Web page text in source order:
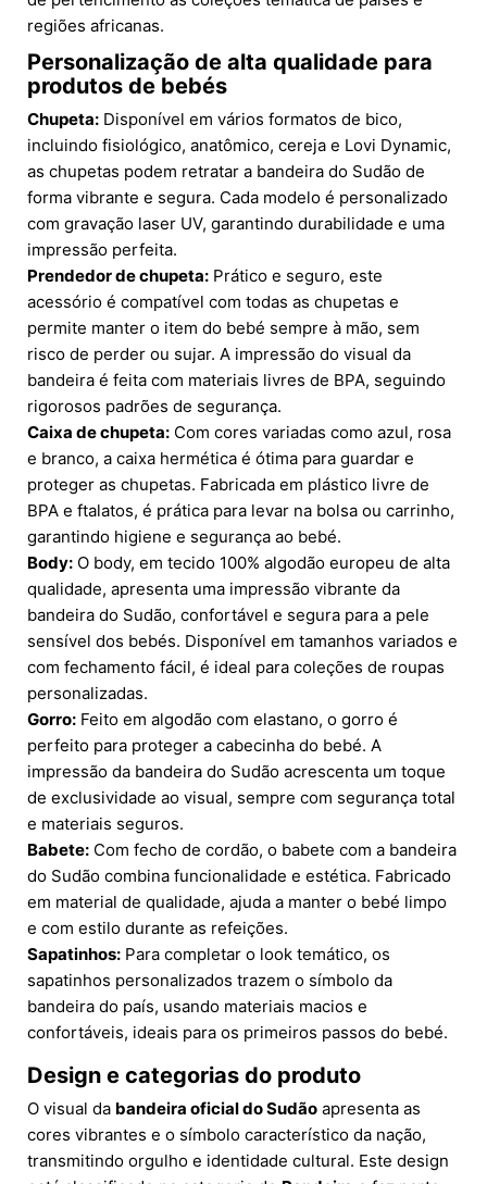
regiões africanas.
Personalização de alta qualidade para
produtos de bebés
Chupeta: Disponível em vários formatos de bico,
incluindo fisiológico, anatômico, cereja e Lovi Dynamic,
as chupetas podem retratar a bandeira do Sudão de
forma vibrante e segura. Cada modelo é personalizado
com gravação laser UV, garantindo durabilidade e uma
impressão perfeita.
Prendedor de chupeta: Prático e seguro, este
acessório é compatível com todas as chupetas e
permite manter o item do bebé sempre à mão, sem
risco de perder ou sujar. A impressão do visual da
bandeira é feita com materiais livres de BPA, seguindo
rigorosos padrões de segurança.
Caixa de chupeta: Com cores variadas como azul, rosa
e branco, a caixa hermética é ótima para guardar e
proteger as chupetas. Fabricada em plástico livre de
BPA e ftalatos, é prática para levar na bolsa ou carrinho,
garantindo higiene e segurança ao bebé.
Body: O body, em tecido 100% algodão europeu de alta
qualidade, apresenta uma impressão vibrante da
bandeira do Sudão, confortável e segura para a pele
sensível dos bebés. Disponível em tamanhos variados e
com fechamento fácil, é ideal para coleções de roupas
personalizadas.
Gorro: Feito em algodão com elastano, o gorro é
perfeito para proteger a cabecinha do bebé. A
impressão da bandeira do Sudão acrescenta um toque
de exclusividade ao visual, sempre com segurança total
e materiais seguros.
Babete: Com fecho de cordão, o babete com a bandeira
do Sudão combina funcionalidade e estética. Fabricado
em material de qualidade, ajuda a manter o bebé limpo
e com estilo durante as refeições.
Sapatinhos: Para completar o look temático, os
sapatinhos personalizados trazem o símbolo da
bandeira do país, usando materiais macios e
confortáveis, ideais para os primeiros passos do bebé.
Design e categorias do produto
O visual da bandeira oficial do Sudão apresenta as
cores vibrantes e o símbolo característico da nação,
transmitindo orgulho e identidade cultural. Este design